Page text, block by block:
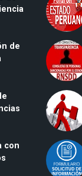
de
con